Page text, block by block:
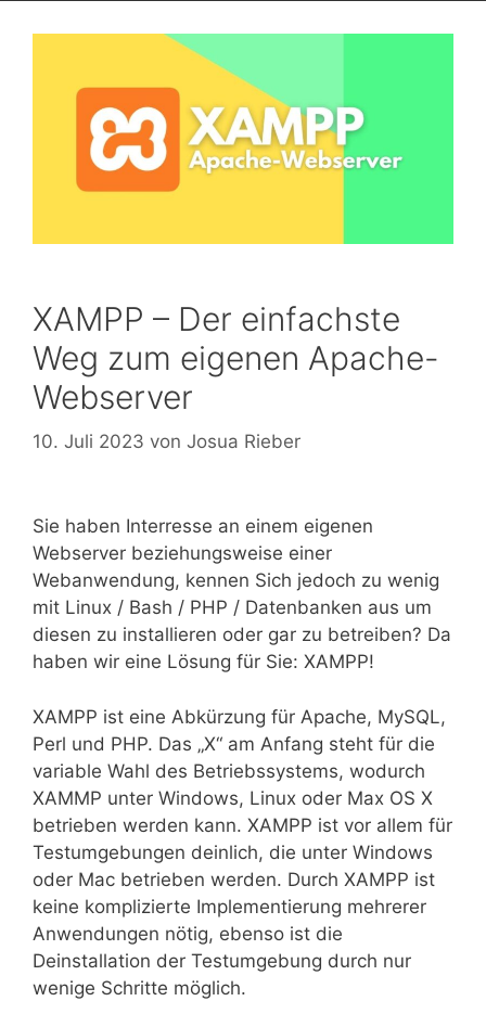
XAMPP – Der einfachste
Weg zum eigenen Apache-
Webserver
10. Juli 2023 von Josua Rieber
Sie haben Interresse an einem eigenen
Webserver beziehungsweise einer
Webanwendung, kennen Sich jedoch zu wenig
mit Linux / Bash / PHP / Datenbanken aus um
diesen zu installieren oder gar zu betreiben? Da
haben wir eine Lösung für Sie: XAMPP!
XAMPP ist eine Abkürzung für Apache, MySQL,
Perl und PHP. Das „X“ am Anfang steht für die
variable Wahl des Betriebssystems, wodurch
XAMMP unter Windows, Linux oder Max OS X
betrieben werden kann. XAMPP ist vor allem für
Testumgebungen deinlich, die unter Windows
oder Mac betrieben werden. Durch XAMPP ist
keine komplizierte Implementierung mehrerer
Anwendungen nötig, ebenso ist die
Deinstallation der Testumgebung durch nur
wenige Schritte möglich.